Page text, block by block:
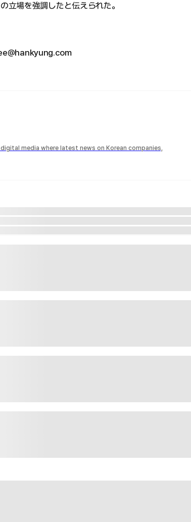
立場を強調したと伝えられた。
media where latest news on Korean companies,